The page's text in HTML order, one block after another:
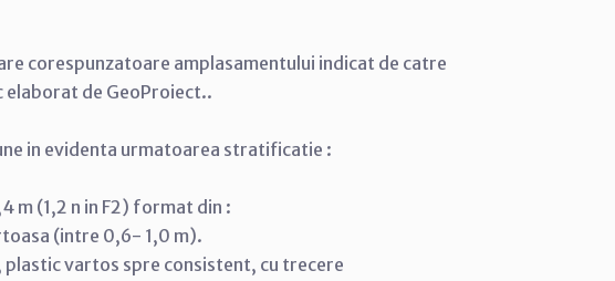
corespunzatoare amplasamentului indicat de catre
de GeoProiect..
in evidenta urmatoarea stratificatie :
m (1,2 n in F2) format din :
(intre 0,6- 1,0 m).
plastic vartos spre consistent, cu trecere